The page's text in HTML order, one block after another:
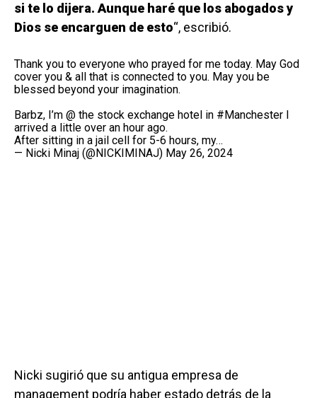
si te lo dijera. Aunque haré que los abogados y
Dios se encarguen de esto“, escribió.
Thank you to everyone who prayed for me today. May God
cover you & all that is connected to you. May you be
blessed beyond your imagination.
Barbz, I’m @ the stock exchange hotel in #Manchester
arrived a little over an hour ago.
After sitting in a jail cell for 5-6 hours, my…
— Nicki Minaj (@NICKIMINAJ) May 26, 2024
Nicki sugirió que su antigua empresa de
management podría haber estado detrás de la